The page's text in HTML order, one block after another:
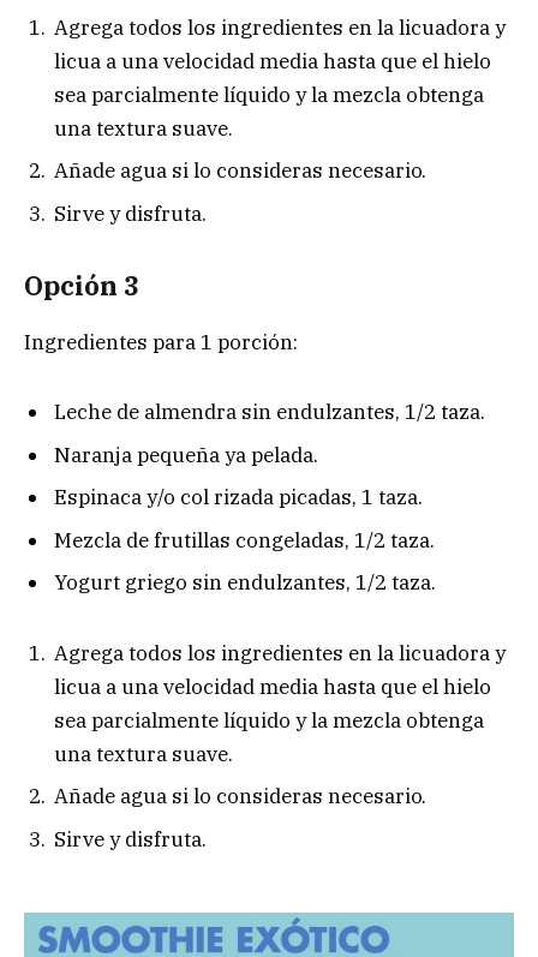
Agrega todos los ingredientes en la licuadora y
licua a una velocidad media hasta que el hielo
sea parcialmente líquido y la mezcla obtenga
una textura suave.
Añade agua si lo consideras necesario.
Sirve y disfruta.
Opción 3
Ingredientes para 1 porción:
Leche de almendra sin endulzantes, 1/2 taza.
Naranja pequeña ya pelada.
Espinaca y/o col rizada picadas, 1 taza.
Mezcla de frutillas congeladas, 1/2 taza.
Yogurt griego sin endulzantes, 1/2 taza.
Agrega todos los ingredientes en la licuadora y
licua a una velocidad media hasta que el hielo
sea parcialmente líquido y la mezcla obtenga
una textura suave.
Añade agua si lo consideras necesario.
Sirve y disfruta.